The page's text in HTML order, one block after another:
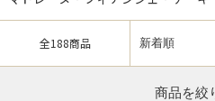
商品を絞
全188商品